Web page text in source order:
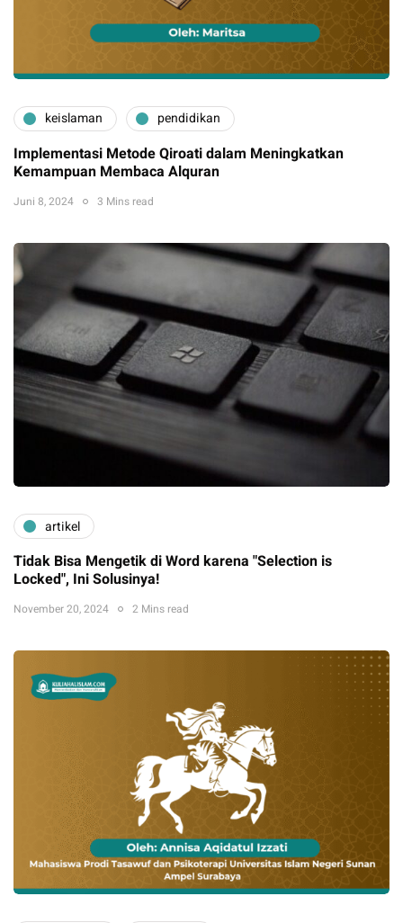
keislaman pendidikan
Implementasi Metode Qiroati dalam Meningkatkan
Kemampuan Membaca Alquran
Juni 8, 2024 3 Mins read
artikel
Tidak Bisa Mengetik di Word karena "Selection is
Locked", Ini Solusinya!
November 20, 2024 2 Mins read